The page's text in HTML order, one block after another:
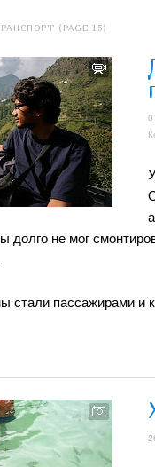
(PAGE 15)
долго не мог
стали пассажирами и